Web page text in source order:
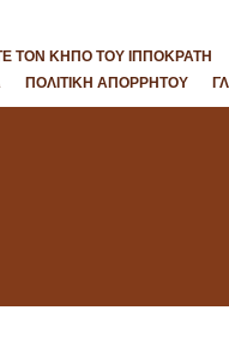
ΤΟΝ ΚΉΠΟ ΤΟΥ ΙΠΠΟΚΡΆΤΗ
ΠΟΛΙΤΙΚΉ ΑΠΟΡΡΉΤΟΥ